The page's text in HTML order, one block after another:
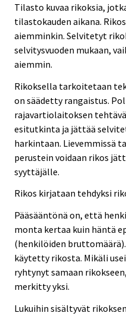
Tilasto kuvaa rikoksia,
tilastokauden aikana.
aiemminkin. Selvitetyt
selvitysvuoden mukaan,
aiemmin.
Rikoksella tarkoitetaan
on säädetty rangaistus.
rajavartiolaitoksen
esitutkinta ja jättää
harkintaan. Lievemmissä
perustein voidaan rikos
syyttäjälle.
Rikos kirjataan tehdyksi
Pääsääntönä on, että
monta kertaa kuin häntä
(henkilöiden
käytetty rikosta. Mikäli
ryhtynyt samaan
merkitty yksi.
Lukuihin sisältyvät